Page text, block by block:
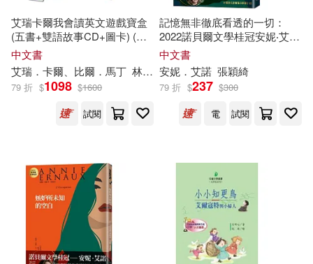
艾瑞卡爾我會讀英文遊戲寶盒
(五書+雙語故事CD+圖卡) (中
英對照)
中文書
艾瑞．卡爾、比爾．馬丁 林良、李坤珊、鄭明進
79 折 $1098 $1600
試閱
記憶無非徹底看透的一切：
2022諾貝爾文學桂冠安妮‧艾諾
經典小說(電影《正發生》原
著)
中文書
安妮．艾諾 張穎綺
79 折 $237 $300
電
試閱